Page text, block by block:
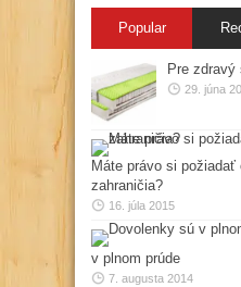
Popular
Pre zdravý
29. júna
Máte právo si
zahraničia?
16. júla 2015
v plnom prúde
7. augusta 2014